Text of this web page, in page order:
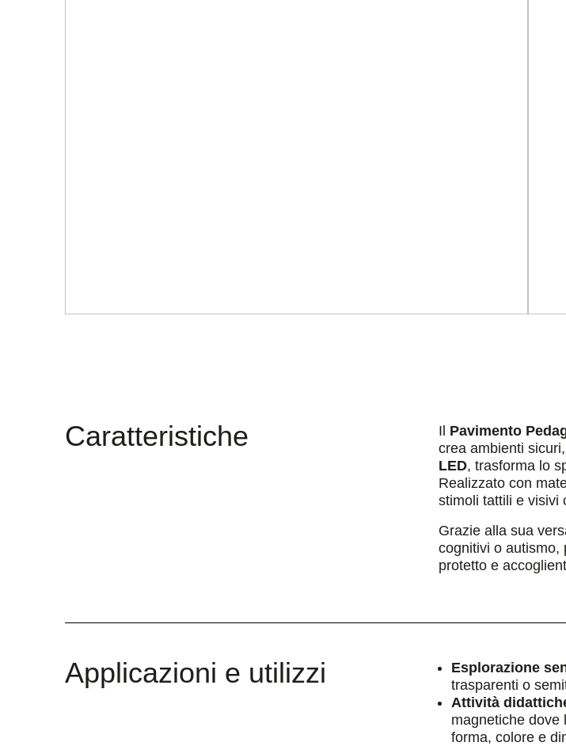
Caratteristiche Il Pavimento
crea ambienti
LED, trasforma lo
Realizzato con
stimoli tattili e visivi
Grazie alla sua
cognitivi o autismo,
protetto e
Applicazioni e utilizzi Esplorazione
trasparenti o
Attività
magnetiche dove
forma, colore e